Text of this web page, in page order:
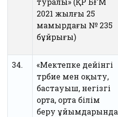
2021 жылғы 25
мамырдағы № 235
бұйрығы)
34.
«Мектепке дейінгі
тәрбие мен оқыту,
бастауыш, негізгі
орта, орта білім
беру ұйымдарында